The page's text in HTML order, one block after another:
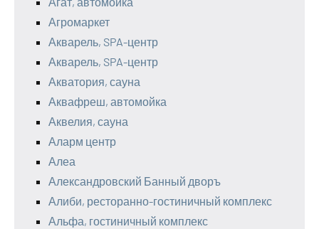
Агромаркет
Акварель, SPA-центр
Акварель, SPA-центр
Акватория, сауна
Аквафреш, автомойка
Аквелия, сауна
Аларм центр
Алеа
Александровский Банный дворъ
Алиби, ресторанно-гостиничный комплекс
Альфа, гостиничный комплекс